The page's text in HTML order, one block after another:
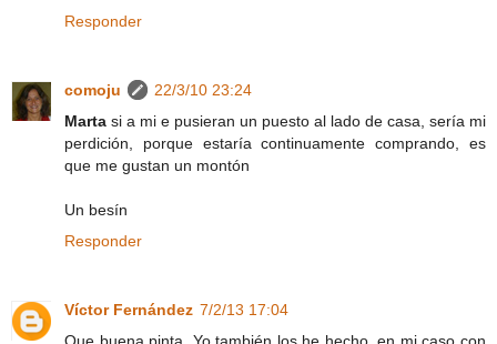
Responder
comoju
22/3/10 23:24
Marta si a mi e pusieran un puesto al lado de casa, sería mi
perdición, porque estaría continuamente comprando, es
que me gustan un montón
Un besín
Responder
Víctor Fernández 7/2/13 17:04
Que buena pinta. Yo también los he hecho, en mi caso con